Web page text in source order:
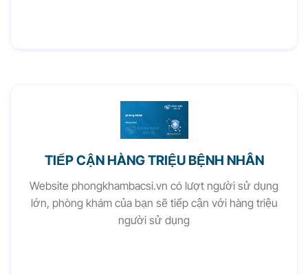
TIẾP CẬN HÀNG TRIỆU BỆNH NHÂN
Website phongkhambacsi.vn có lượt người sử dụng
lớn, phòng khám của bạn sẽ tiếp cận với hàng triệu
người sử dụng